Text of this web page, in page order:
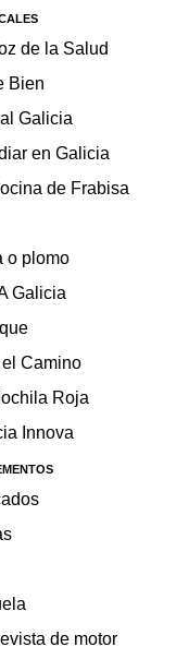
de la Salud
Bien
Galicia
en Galicia
de Frabisa
o plomo
Galicia
Camino
Roja
Innova
de motor